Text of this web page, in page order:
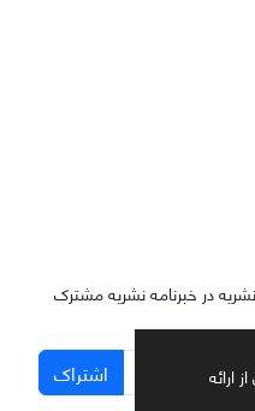
ارائه
در خبرنامه نشریه مشترک
اشتراک